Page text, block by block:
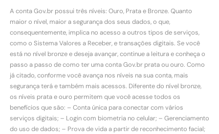
A conta Gov.br possui três níveis: Ouro, Prata e Bronze. Quanto
maior o nível, maior a segurança dos seus dados, o que,
consequentemente, implica no acesso a outros tipos de serviços,
como o Sistema Valores a Receber, e transações digitais. Se você
está no nível bronze e deseja avançar, continue a leitura e conheça o
passo a passo de como ter uma conta Gov.br prata ou ouro. Como
já citado, conforme você avança nos níveis na sua conta, mais
segurança terá e também mais acessos. Diferente do nível bronze,
os níveis prata e ouro permitem que você acesse todos os
benefícios que são: – Conta única para conectar com vários
serviços digitais; – Login com biometria no celular; – Gerenciamento
do uso de dados; – Prova de vida a partir de reconhecimento facial;